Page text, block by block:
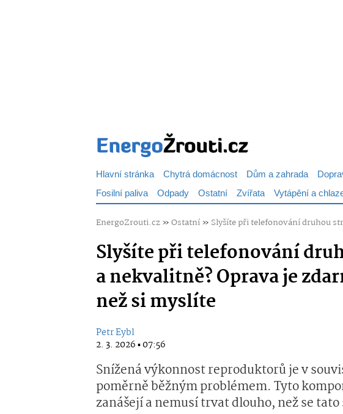
Hlavní stránka Chytrá domácnost Dům a zahrada
Fosilní paliva Odpady Ostatní Zvířata Vytápění a
EnergoZrouti.cz»Ostatní» Slyšíte při telefonování druhou
Slyšíte při telefonování
a nekvalitně? Oprava je
než si myslíte
Petr Eybl
2. 3. 2026 ▪ 07:56
Snížená výkonnost reproduktorů je v
poměrně běžným problémem. Tyto
zanášejí a nemusí trvat dlouho, než se